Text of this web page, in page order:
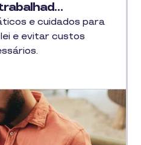
e cuidados para
e evitar custos